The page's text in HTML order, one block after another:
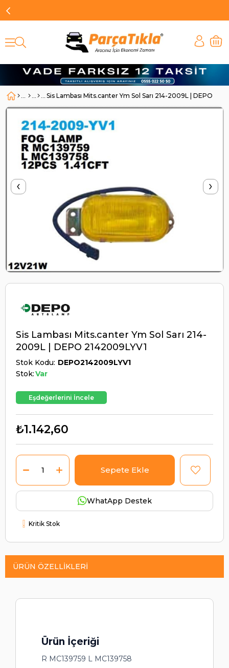
Sis Lambası Mits.canter Ym Sol Sarı 214-2009L | DEPO
‹ ›
Sis Lambası Mits.canter Ym Sol Sarı 214-
2009L | DEPO 2142009LYV1
Stok Kodu DEPO2142009LYV1
Stok:Var
Eşdeğerlerini İncele
₺1.142,60
WhatApp Destek
Kritik Stok
ÜRÜN ÖZELLIKLERI
Ürün İçeriği
R MC139759 L MC139758